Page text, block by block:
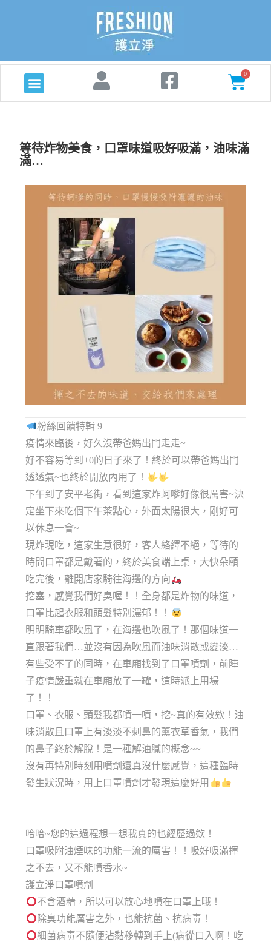
等待炸物美食，口罩味道吸好吸滿，油味滿
滿…
粉絲回饋特輯 9
疫情來臨後，好久沒帶爸媽出門走走~
好不容易等到+0的日子來了！終於可以帶爸媽出門
透透氣~也終於開放內用了！
下午到了安平老街，看到這家炸蚵嗲好像很厲害~決
定坐下來吃個下午茶點心，外面太陽很大，剛好可
以休息一會~
現炸現吃，這家生意很好，客人絡繹不絕，等待的
時間口罩都是戴著的，終於美食端上桌，大快朵頤
吃完後，離開店家騎往海邊的方向
挖塞，感覺我們好臭喔！！全身都是炸物的味道，
口罩比起衣服和頭髮特別濃郁！！
明明騎車都吹風了，在海邊也吹風了！那個味道一
直跟著我們…並沒有因為吹風而油味消散或變淡…
有些受不了的同時，在車廂找到了口罩噴劑，前陣
子疫情嚴重就在車廂放了一罐，這時派上用場
了！！
口罩、衣服、頭髮我都噴一噴，挖~真的有效欸！油
味消散且口罩上有淡淡不刺鼻的薰衣草香氣，我們
的鼻子終於解脫！是一種解油膩的概念~~
沒有再特別時刻用噴劑還真沒什麼感覺，這種臨時
發生狀況時，用上口罩噴劑才發現這麼好用
—
哈哈~您的這過程想一想我真的也經歷過欸！
口罩吸附油煙味的功能一流的厲害！！吸好吸滿揮
之不去，又不能噴香水~
護立淨口罩噴劑
不含酒精，所以可以放心地噴在口罩上哦！
除臭功能厲害之外，也能抗菌、抗病毒！
細菌病毒不隨便沾黏移轉到手上(病從口入啊！吃